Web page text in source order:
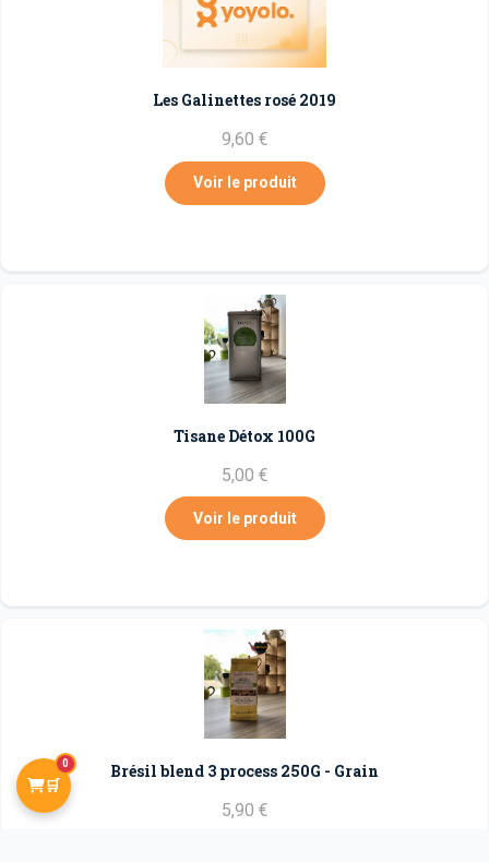
0
🛒
Les Galinettes rosé 2019
9,60 €
Voir le produit
Tisane Détox 100G
5,00 €
Voir le produit
Brésil blend 3 process 250G - Grain
5,90 €